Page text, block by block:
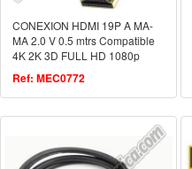
CONEXION HDMI 19P A MA-
MA 2.0 V 0.5 mtrs Compatible
4K 2K 3D FULL HD 1080p
Ref: MEC0772